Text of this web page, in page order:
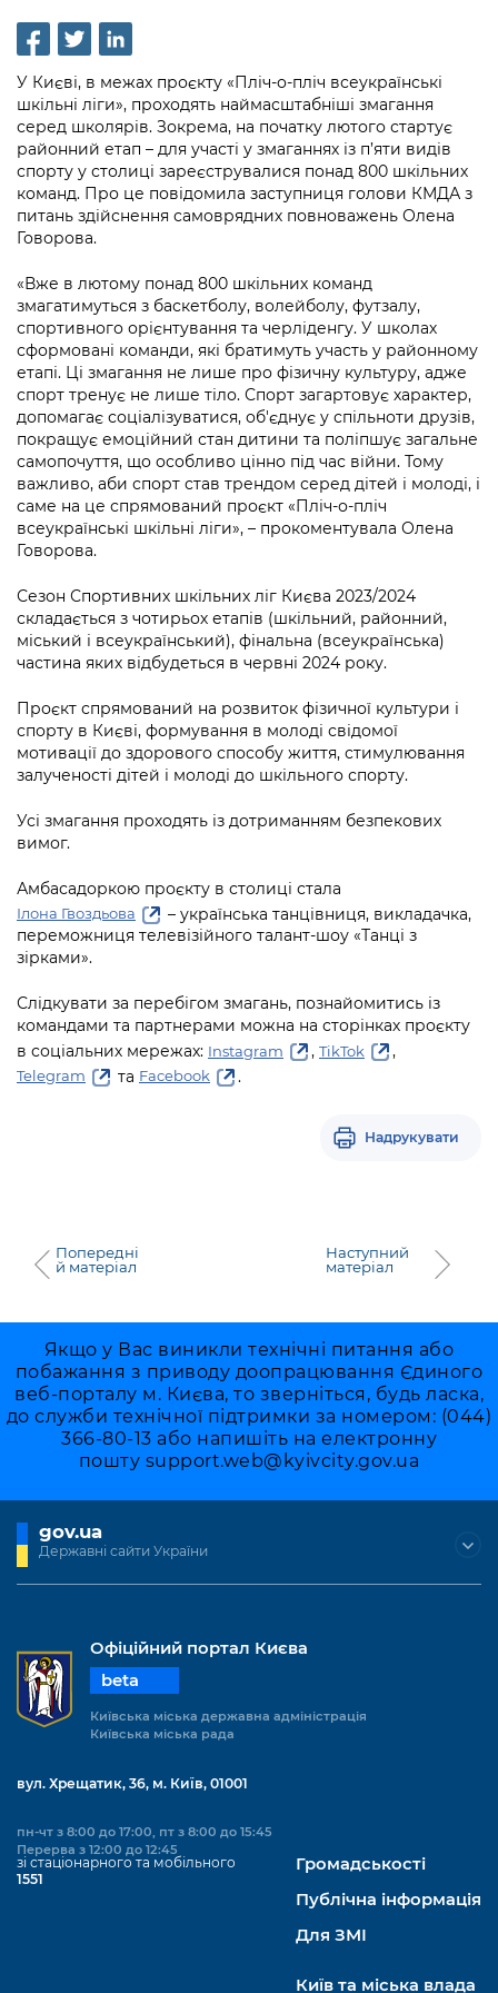
Проєкти розпоряджень, що
перебувають на погодженні КМВА
Рішення Київради
Контактна інформація
Графік роботи та прийому громадян
Статистика
Звернення громадян
Регуляторна діяльність
Промисловість і наука Києва
Підприємства, установи, організації
Kyiv International Relations
Річні звіти
Гендерна політика
Київська міська військова адміністрація
Освіта та навчальні заклади
Навколишнє середовище міста
Містобудування та земельні ділянки
Культура, спорт, дозвілля
Бізнес та ліцензування
Фінанси та бюджет
Безпека та правопорядок
Ритуальні послуги
Іноземцям / For foreigners
Пам'ятки культурної спадщини
Портал Захисників та Захисниць
Портал послуг
Міський застосунок Київ Цифровий
Важливе під час воєнного стану
Громадська експертиза
Консультації з громадськістю
Громадська рада
Петиції
Відкритий бюджет
Контактний центр
Допомога учасникам АТО
Рада з питань внутрішньо переміщених
осіб при Київській міській військовій
адміністрації
«Ініціатива «Партнерство «Відкритий
Уряд» – місцевий рівень»
Важливе під час воєнного стану
Інформація з обмеженим доступом
Подати запит онлайн
Проекти нормативно-правових та
інших актів
Нормативна база
інформацію
Порядок оскарження рішень, дій чи
бездіяльності розпорядників інформації
Звіти про опрацювання запитів на
публічну інформацію
Інформація для споживачів
Про відкриті дані
Портал даних Києва
Публічні дашборди
Медіагалерея
Підписатися на новини та анонси від
КМДА / Subscribe to announcements
from the KCSA
Порядок акредитації медіа /
Accreditation process
Подати журналістський запит /
Зйомки в лікарнях в умовах воєнного
стану / Rules for media coverage of
hospitals at work under martial law
Контакти для медіа / Contacts for mass
media
Портал Послуг
У Києві, в межах проєкту «Пліч-о-пліч всеукраїнські
шкільні ліги», проходять наймасштабніші змагання
серед школярів. Зокрема, на початку лютого стартує
районний етап – для участі у змаганнях із п’яти видів
спорту у столиці зареєструвалися понад 800 шкільних
команд. Про це повідомила заступниця голови КМДА з
питань здійснення самоврядних повноважень Олена
Говорова.
«Вже в лютому понад 800 шкільних команд
змагатимуться з баскетболу, волейболу, футзалу,
спортивного орієнтування та черліденгу. У школах
сформовані команди, які братимуть участь у районному
етапі. Ці змагання не лише про фізичну культуру, адже
спорт тренує не лише тіло. Спорт загартовує характер,
допомагає соціалізуватися, об'єднує у спільноти друзів,
покращує емоційний стан дитини та поліпшує загальне
самопочуття, що особливо цінно під час війни. Тому
важливо, аби спорт став трендом серед дітей і молоді, і
саме на це спрямований проєкт «Пліч-о-пліч
всеукраїнські шкільні ліги», – прокоментувала Олена
Говорова.
Сезон Спортивних шкільних ліг Києва 2023/2024
складається з чотирьох етапів (шкільний, районний,
міський і всеукраїнський), фінальна (всеукраїнська)
частина яких відбудеться в червні 2024 року.
Проєкт спрямований на розвиток фізичної культури і
спорту в Києві, формування в молоді свідомої
мотивації до здорового способу життя, стимулювання
залученості дітей і молоді до шкільного спорту.
Усі змагання проходять із дотриманням безпекових
вимог.
Амбасадоркою проєкту в столиці стала
Ілона Гвоздьова
– українська танцівниця, викладачка,
переможниця телевізійного талант-шоу «Танці з
зірками».
Слідкувати за перебігом змагань, познайомитись із
командами та партнерами можна на сторінках проєкту
в соціальних мережах: Instagram , TikTok ,
Telegram та Facebook .
Надрукувати
Попередні
й матеріал
Наступний
матеріал
Якщо у Вас виникли технічні питання або
побажання з приводу доопрацювання Єдиного
веб-порталу м. Києва, то зверніться, будь ласка,
до служби технічної підтримки за номером: (044)
366-80-13 або напишіть на електронну
пошту support.web@kyivcity.gov.ua
gov.ua
Державні сайти України
Офіційний портал Києва
beta
Київська міська державна адміністрація
Київська міська рада
вул. Хрещатик, 36, м. Київ, 01001
пн-чт з 8:00 до 17:00, пт з 8:00 до 15:45
Перерва з 12:00 до 12:45
зі стаціонарного та мобільного
1551
Громадськості
Публічна інформація
Для ЗМІ
Київ та міська влада